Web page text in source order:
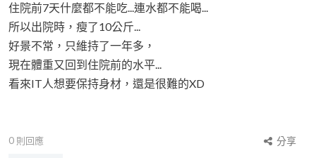
住院前7天什麼都不能吃...連水都不能喝...
所以出院時，瘦了10公斤...
好景不常，只維持了一年多，
現在體重又回到住院前的水平...
看來IT人想要保持身材，還是很難的XD
0 則回應
分享